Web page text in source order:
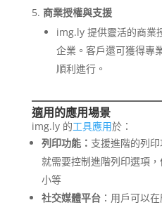
商業授權與支援
img.ly 提供靈活的商業
企業。客戶還可獲得專
順利進行。
適用的應用場景
img.ly 的工具應用於：
列印功能： 支援進階的列
就需要控制進階列印選項
小等
社交媒體平台：用戶可以